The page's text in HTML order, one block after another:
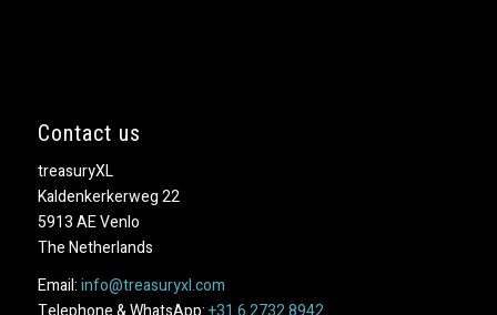
Contact us
treasuryXL
Kaldenkerkerweg 22
5913 AE Venlo
The Netherlands
Email:info@treasuryxl.com